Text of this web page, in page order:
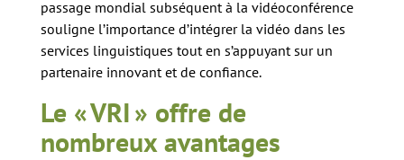
passage mondial subséquent à la vidéoconférence
souligne l’importance d’intégrer la vidéo dans les
services linguistiques tout en s’appuyant sur un
partenaire innovant et de confiance.
Le « VRI » offre de
nombreux avantages